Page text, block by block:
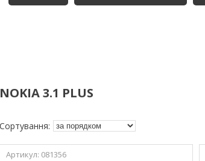
NOKIA 3.1 PLUS
081356